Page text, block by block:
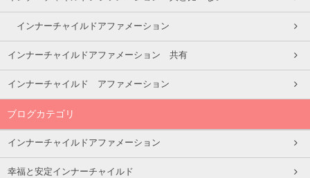
インナーチャイルドアファメーション
インナーチャイルドアファメーション 共有
インナーチャイルド アファメーション
ブログカテゴリ
インナーチャイルドアファメーション
幸福と安定インナーチャイルド